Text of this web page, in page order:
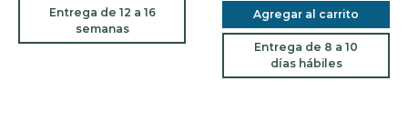
Entrega de 12 a 16
semanas
Agregar al carrito
Entrega de 8 a 10
días hábiles